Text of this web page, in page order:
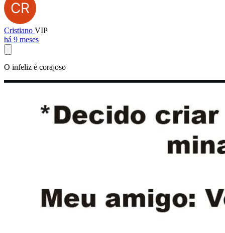
Cristiano VIP
há 9 meses
O infeliz é corajoso